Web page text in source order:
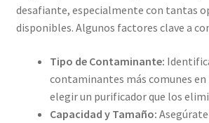
desafiante, especialmente con tantas
disponibles. Algunos factores clave a
Tipo de Contaminante:
contaminantes más comunes en
elegir un purificador que los
Capacidad y Tamaño: